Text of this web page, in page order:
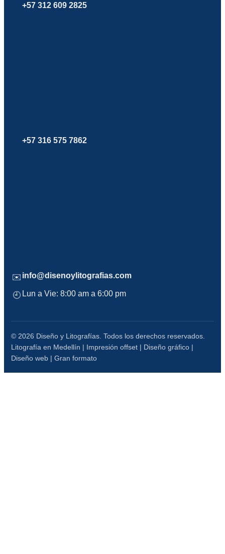
+57 312 609 2825
+57 316 575 7862
✉️ info@disenoylitografias.com
🕘 Lun a Vie: 8:00 am a 6:00 pm
© 2026 Diseño y Litografías. Todos los derechos reservados.
Litografía en Medellín | Impresión offset | Diseño gráfico |
Diseño web | Gran formato